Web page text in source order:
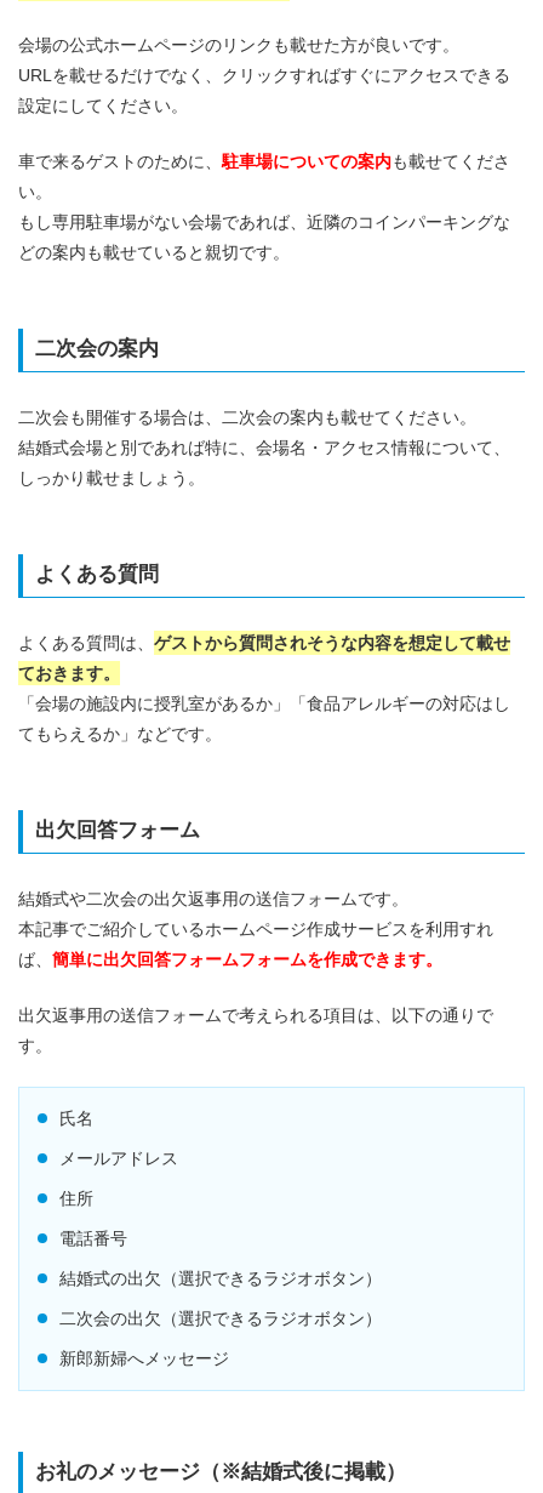
会場の公式ホームページのリンクも載せた方が良いです。
URLを載せるだけでなく、クリックすればすぐにアクセスできる
設定にしてください。
車で来るゲストのために、 駐車場についての案内も載せてくださ
い。
もし専用駐車場がない会場であれば、近隣のコインパーキングな
どの案内も載せていると親切です。
二次会の案内
二次会も開催する場合は、二次会の案内も載せてください。
結婚式会場と別であれば特に、会場名・アクセス情報について、
しっかり載せましょう。
よくある質問
よくある質問は、 ゲストから質問されそうな内容を想定して載せ
ておきます。
「会場の施設内に授乳室があるか」「食品アレルギーの対応はし
てもらえるか」などです。
出欠回答フォーム
結婚式や二次会の出欠返事用の送信フォームです。
本記事でご紹介しているホームページ作成サービスを利用すれ
ば、 簡単に出欠回答フォームフォームを作成できます。
出欠返事用の送信フォームで考えられる項目は、以下の通りで
す。
氏名
メールアドレス
住所
電話番号
結婚式の出欠（選択できるラジオボタン）
二次会の出欠（選択できるラジオボタン）
新郎新婦へメッセージ
お礼のメッセージ（※結婚式後に掲載）